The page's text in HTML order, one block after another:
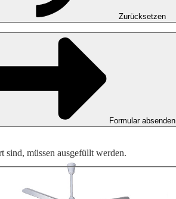
Zurücksetzen
Formular absenden
sind, müssen ausgefüllt werden.